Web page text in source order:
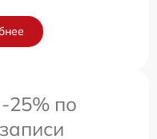
25% по